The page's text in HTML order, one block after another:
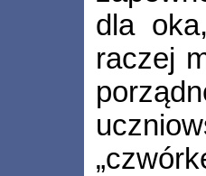
dla
raczej